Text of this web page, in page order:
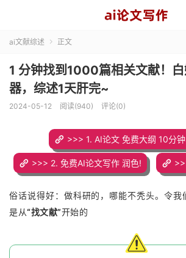
ai文献综述  正文
1 分钟找到1000篇相关文献！
器，综述1天肝完~
2024-05-12 阅读(940) 评论(0)
>>> 1. AI论文 免费大纲 10分
>>> 2. 免费AI论文写作 润色!
俗话说得好：做科研的，哪能不秃头。令我
是从“找文献”开始的